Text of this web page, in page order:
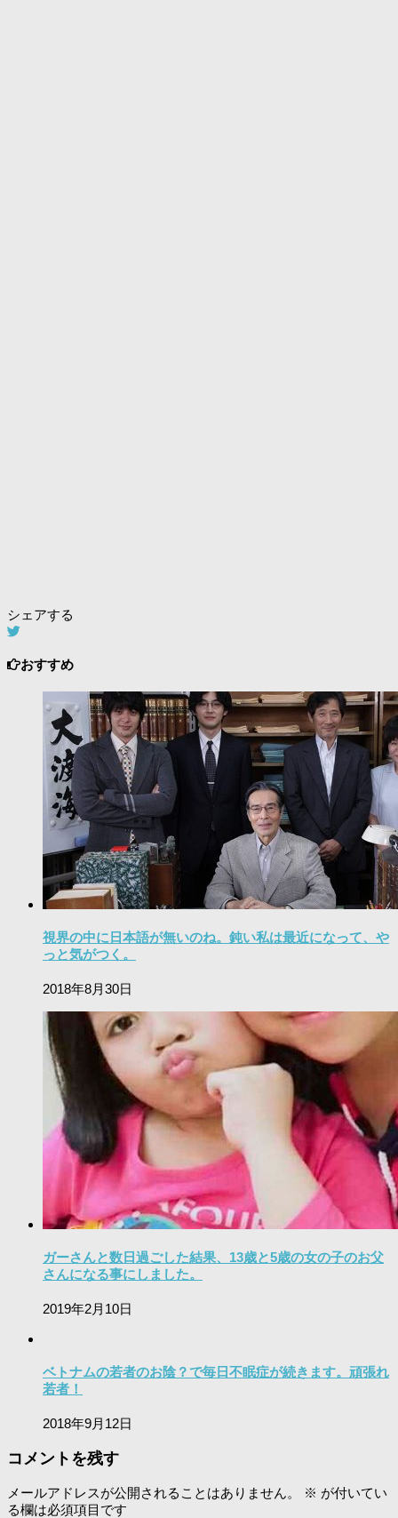
シェアする
おすすめ
視界の中に日本語が無いのね。鈍い私は最近になって、や
っと気がつく。
2018年8月30日
ガーさんと数日過ごした結果、13歳と5歳の女の子のお父
さんになる事にしました。
2019年2月10日
ベトナムの若者のお陰？で毎日不眠症が続きます。頑張れ
若者！
2018年9月12日
コメントを残す
メールアドレスが公開されることはありません。 ※ が付いてい
る欄は必須項目です